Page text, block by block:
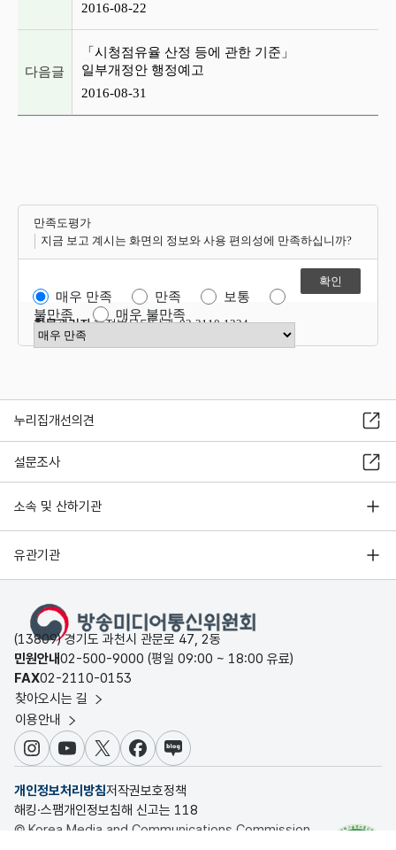
2016-08-22
다음글
「시청점유율 산정 등에 관한 기준」
일부개정안 행정예고
2016-08-31
만족도평가
지금 보고 계시는 화면의 정보와 사용 편의성에 만족하십니까?
매우 만족 만족
보통
불만족
매우 불만족
만족도 점수 선택
항목관리자행정법무담당관 02-2110-1324
누리집개선의견
설문조사
소속 및 산하기관
유관기관
(13809) 경기도 과천시 관문로 47, 2동
민원안내02-500-9000 (평일 09:00 ~ 18:00 유료)
FAX02-2110-0153
찾아오시는 길
이용안내
인스타그램
유튜브X 페이스북
블로그
개인정보처리방침저작권보호정책
해킹·스팸개인정보침해 신고는 118
© Korea Media and Communications Commission.